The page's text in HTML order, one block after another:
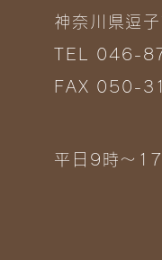
神奈川県逗
TEL 046-
FAX 050-
平日9時～